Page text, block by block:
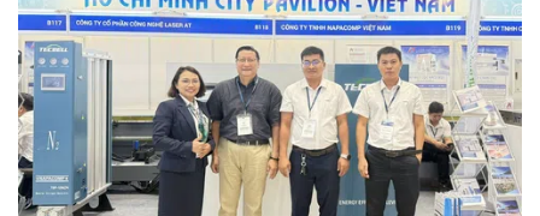
thông minh và dây chuyền tự động, doanh nghiệp đang
khẳng định vị thế là nhà cung cấp giải pháp toàn diện cho
ngành cơ khí chế tạo hiện đại.